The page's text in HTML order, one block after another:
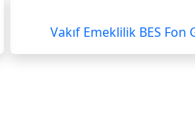
Vakıf Emeklilik BES Fon